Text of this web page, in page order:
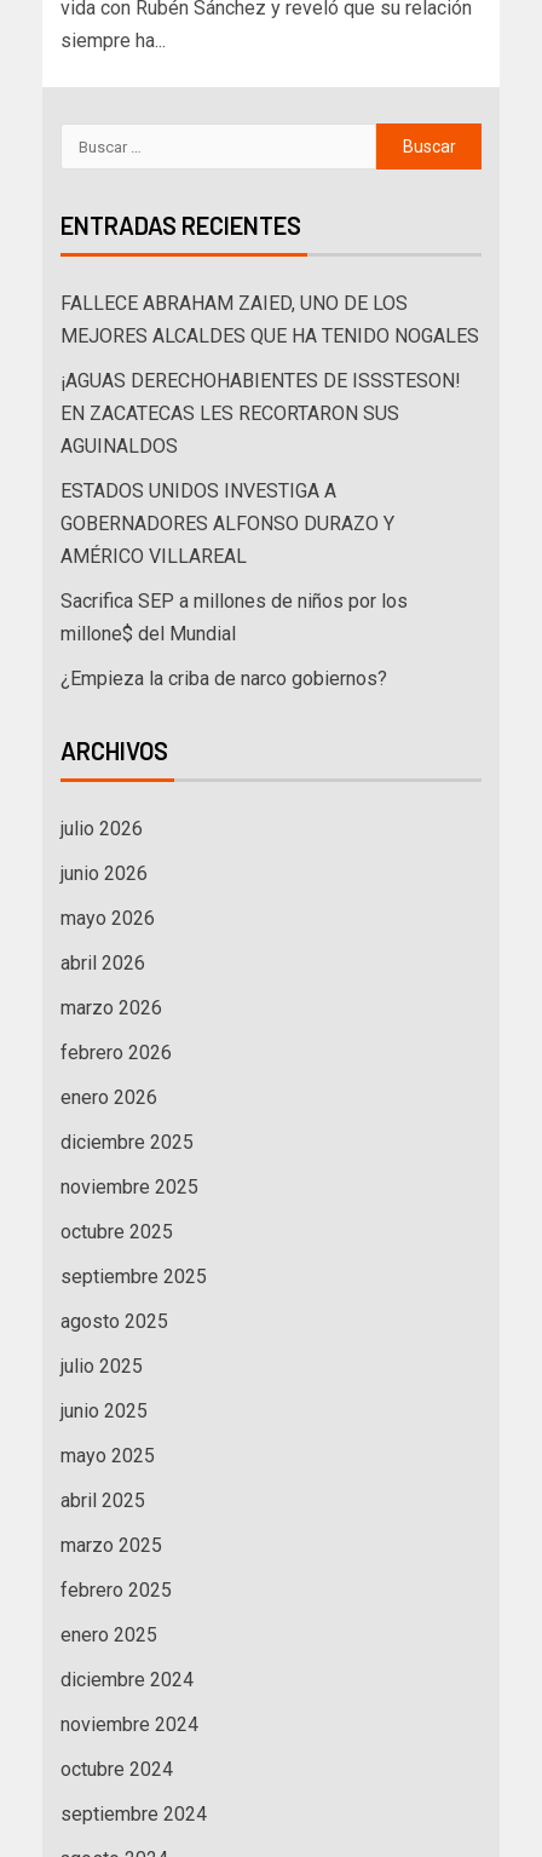
vida con Rubén Sánchez y reveló que su relación
siempre ha...
ENTRADAS RECIENTES
FALLECE ABRAHAM ZAIED, UNO DE LOS
MEJORES ALCALDES QUE HA TENIDO NOGALES
¡AGUAS DERECHOHABIENTES DE ISSSTESON!
EN ZACATECAS LES RECORTARON SUS
AGUINALDOS
ESTADOS UNIDOS INVESTIGA A
GOBERNADORES ALFONSO DURAZO Y
AMÉRICO VILLAREAL
Sacrifica SEP a millones de niños por los
millone$ del Mundial
¿Empieza la criba de narco gobiernos?
ARCHIVOS
julio 2026
junio 2026
mayo 2026
abril 2026
marzo 2026
febrero 2026
enero 2026
diciembre 2025
noviembre 2025
octubre 2025
septiembre 2025
agosto 2025
julio 2025
junio 2025
mayo 2025
abril 2025
marzo 2025
febrero 2025
enero 2025
diciembre 2024
noviembre 2024
octubre 2024
septiembre 2024